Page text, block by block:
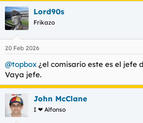
Lord90s
Frikazo
20 Feb 2026
@topbox ¿el comisario este es el jefe
Vaya jefe.
John McClane
I ❤ Alfonso